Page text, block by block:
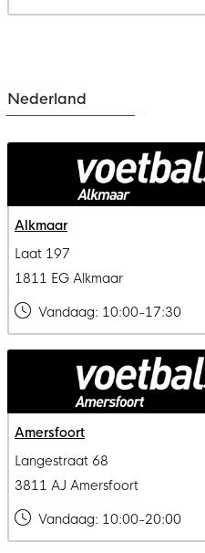
Nederland
Alkmaar
Laat 197
1811 EG Alkmaar
Vandaag: 10:00-17:30
Amersfoort
Langestraat 68
3811 AJ Amersfoort
Vandaag: 10:00-20:00